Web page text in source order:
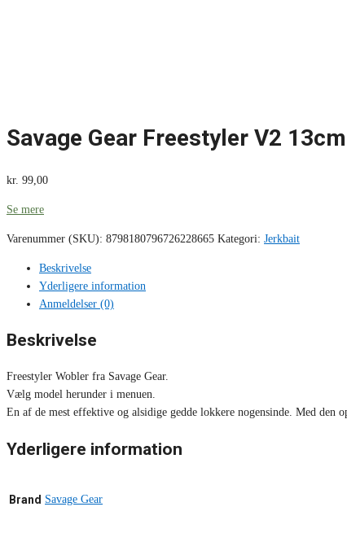
Savage Gear Freestyler V2
kr. 99,00
Se mere
Varenummer (SKU): 8798180796726228665 Kategori: Jerkbait
Beskrivelse
Yderligere information
Anmeldelser (0)
Beskrivelse
Freestyler Wobler fra Savage Gear.
Vælg model herunder i menuen.
En af de mest effektive og alsidige gedde lokkere nogensinde. Med den
Yderligere information
Brand Savage Gear